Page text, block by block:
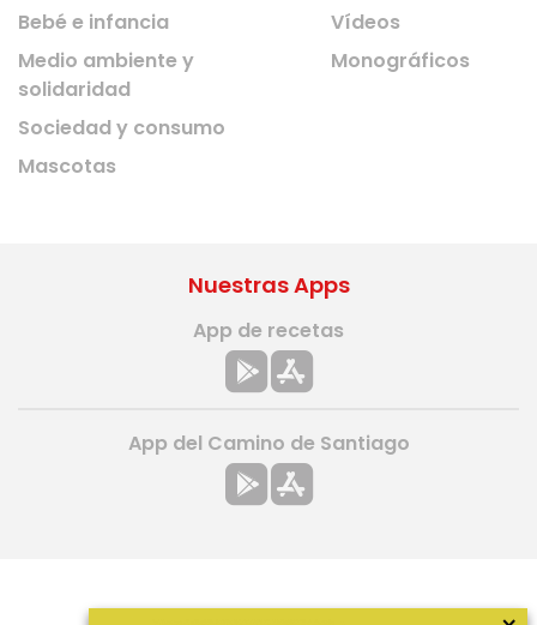
Bebé e infancia
Medio ambiente y
solidaridad
Sociedad y consumo
Mascotas
Vídeos
Monográficos
Nuestras Apps
App de recetas
App del Camino de Santiago